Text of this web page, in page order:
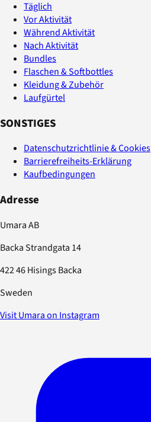
Täglich
Vor Aktivität
Während Aktivität
Nach Aktivität
Bundles
Flaschen & Softbottles
Kleidung & Zubehör
Laufgürtel
SONSTIGES
Datenschutzrichtlinie & Cookies
Barrierefreiheits-Erklärung
Kaufbedingungen
Adresse
Umara AB
Backa Strandgata 14
422 46 Hisings Backa
Sweden
Visit Umara on Instagram